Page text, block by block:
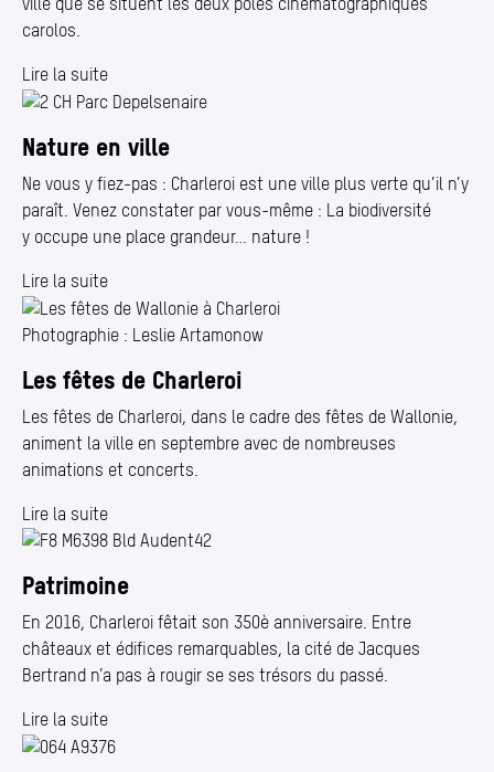
carolos.
Lire la suite
Nature en ville
Ne vous y fiez-pas : Charleroi est une ville plus verte qu’il n’y
paraît. Venez constater par vous-même : La biodiversité
y occupe une place grandeur… nature !
Lire la suite
Photographie : Leslie Artamonow
Les fêtes de Charleroi
Les fêtes de Charleroi, dans le cadre des fêtes de Wallonie,
animent la ville en septembre avec de nombreuses
animations et concerts.
Lire la suite
Patrimoine
En 2016, Charleroi fêtait son 350è anniversaire. Entre
châteaux et édifices remarquables, la cité de Jacques
Bertrand n’a pas à rougir se ses trésors du passé.
Lire la suite